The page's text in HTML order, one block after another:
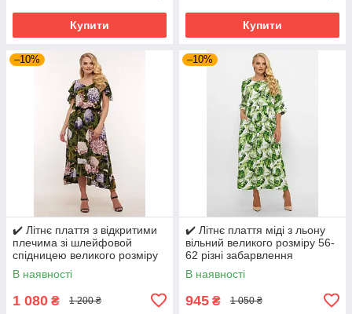
Купити Купити
–10%
✔️ Літнє плаття з відкритими
плечима зі шлейфовой
спідницею великого розміру
54-60
В наявності
1 080 ₴ 1 200 ₴
–10%
✔️ Літнє плаття міді з льону
вільний великого розміру 56-
62 різні забарвлення
В наявності
945 ₴ 1 050 ₴